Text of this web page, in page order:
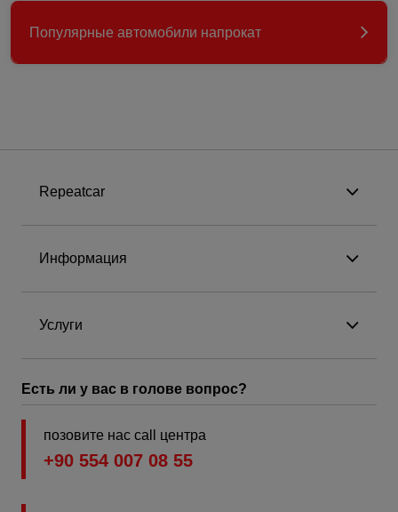
Популярные автомобили напрокат
Repeatcar
Информация
Услуги
Есть ли у вас в голове вопрос?
позовите нас call центра
+90 554 007 08 55